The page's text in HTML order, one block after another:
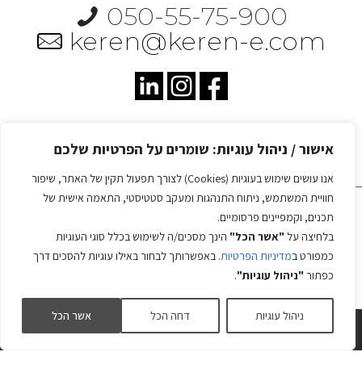
אישור / ניהול עוגיות: שומרים על הפרטיות שלכם
אנו עושים שימוש בעוגיות (Cookies) לצורך תפעול תקין של האתר, שיפור
חוויית המשתמש, ניתוח התנהגות ומעקב סטטיסטי, התאמה אישית של
תכנים, וקמפיינים פרסומיים.
בלחיצה על "אשר הכל" הינך מסכים/ה לשימוש בכלל סוגי העוגיות
כמפורט במדיניות הפרטיות. באפשרותך לבחור באילו עוגיות להסכים דרך
כפתור "ניהול עוגיות".
ניהול עוגיות דחה הכל אשר הכל
050-55-75-900
keren@keren-e.com
מדיניות הפרטיות
קרן אלבוים © 2025
עיצוב ובניית אתרים -